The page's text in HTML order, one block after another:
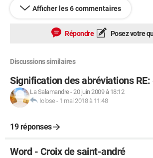
Afficher les 6 commentaires
Répondre Posez votre
Discussions similaires
Signification des abréviations RE:
La Salamandre-20 juin 2009 à 18:12
Iolose- 1 mai 2018 à 11:48
19 réponses
Word - Croix de saint-andré